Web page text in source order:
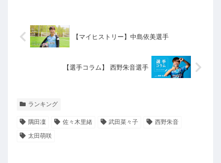
【マイヒストリー】中島依美選手
【選手コラム】 西野朱音選手
ランキング
隅田凜 佐々木里緒 武田菜々子
西野朱音
太田萌咲